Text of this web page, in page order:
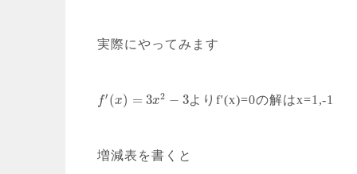
実際にやってみます
f′ (x) = 3x2 − 3よりf'(x)=0の解はx=1,-1
増減表を書くと